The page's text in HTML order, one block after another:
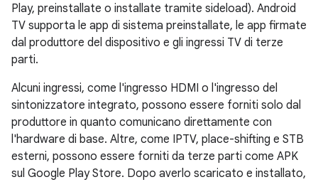
Play, preinstallate o installate tramite sideload). Android
TV supporta le app di sistema preinstallate, le app firmate
dal produttore del dispositivo e gli ingressi TV di terze
parti.
Alcuni ingressi, come l'ingresso HDMI o l'ingresso del
sintonizzatore integrato, possono essere forniti solo dal
produttore in quanto comunicano direttamente con
l'hardware di base. Altre, come IPTV, place-shifting e STB
esterni, possono essere forniti da terze parti come APK
sul Google Play Store. Dopo averlo scaricato e installato,